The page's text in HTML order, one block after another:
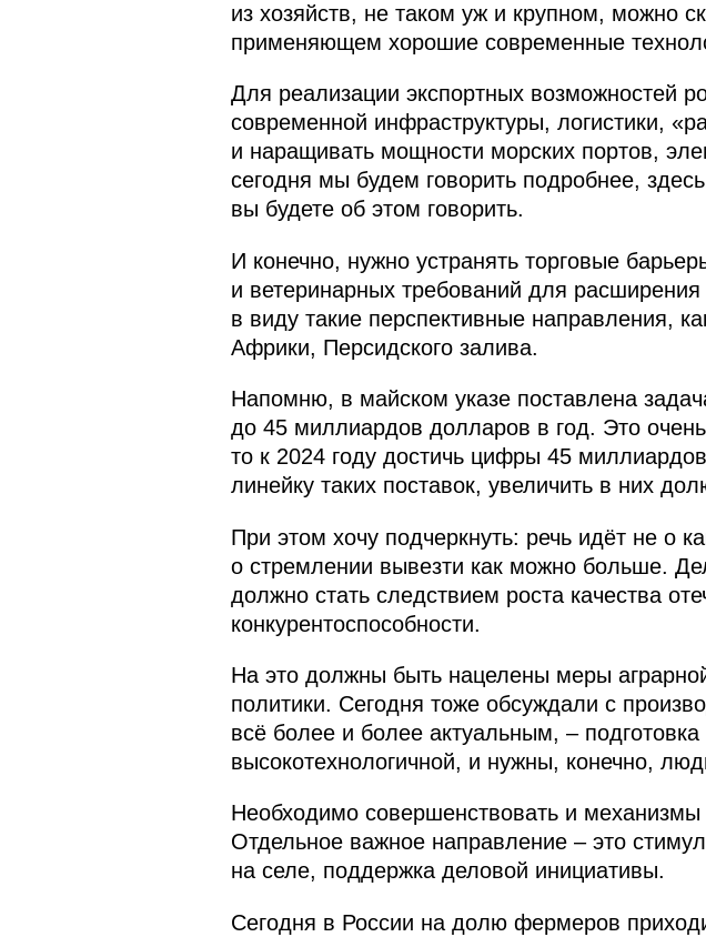
из хозяйств, не таком уж и крупном, можно
применяющем хорошие современные
Для реализации экспортных возможностей
современной инфраструктуры, логистики,
и наращивать мощности морских портов,
сегодня мы будем говорить подробнее,
вы будете об этом говорить.
И конечно, нужно устранять торговые
и ветеринарных требований для
в виду такие перспективные направления,
Африки, Персидского залива.
Напомню, в майском указе поставлена
до 45 миллиардов долларов в год. Это
то к 2024 году достичь цифры 45
линейку таких поставок, увеличить в них
При этом хочу подчеркнуть: речь идёт не о
о стремлении вывезти как можно больше.
должно стать следствием роста качества
конкурентоспособности.
На это должны быть нацелены меры
политики. Сегодня тоже обсуждали с
всё более и более актуальным, –
высокотехнологичной, и нужны, конечно,
Необходимо совершенствовать и механизмы
Отдельное важное направление – это
на селе, поддержка деловой инициативы.
Сегодня в России на долю фермеров